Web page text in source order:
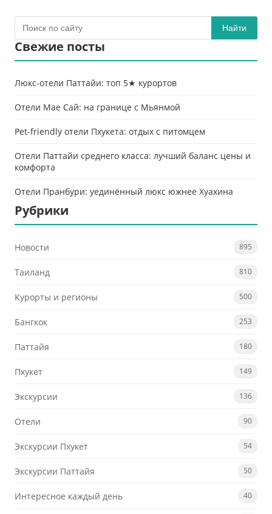
Найти
Свежие посты
Люкс-отели Паттайи: топ 5★ курортов
Отели Мае Сай: на границе с Мьянмой
Pet-friendly отели Пхукета: отдых с питомцем
Отели Паттайи среднего класса: лучший баланс цены и
комфорта
Отели Пранбури: уединённый люкс южнее Хуахина
Рубрики
Новости 895
Таиланд 810
Курорты и регионы 500
Бангкок 253
Паттайя 180
Пхукет 149
Экскурсии 136
Отели 90
Экскурсии Пхукет 54
Экскурсии Паттайя 50
Интересное каждый день 40